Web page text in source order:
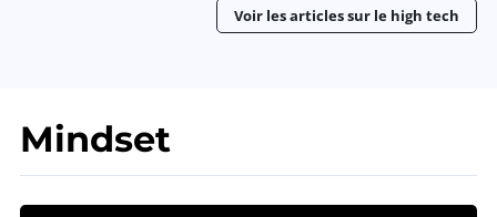
Voir les articles sur le high tech
Mindset